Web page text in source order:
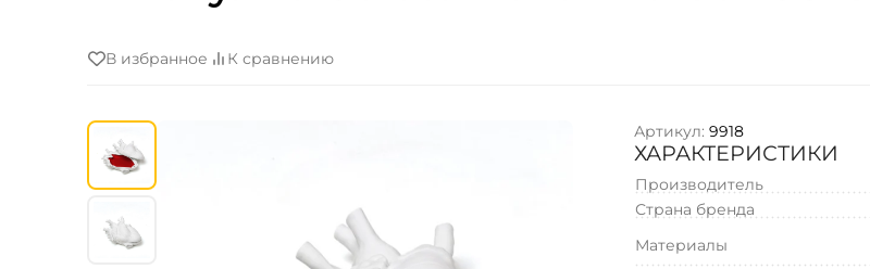
В избранное К сравнению
Артикул: 9918
ХАРАКТЕРИСТИКИ
Производитель
Страна бренда
Материалы